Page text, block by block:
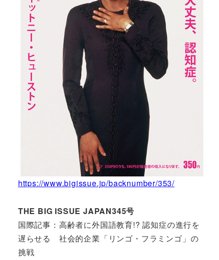
https://www.bigissue.jp/backnumber/353/
THE BIG ISSUE JAPAN345号
国際記事：高齢者に外国語教育!? 認知症の進行を
遅らせる 社会的企業「リンゴ・フラミンゴ」の
挑戦